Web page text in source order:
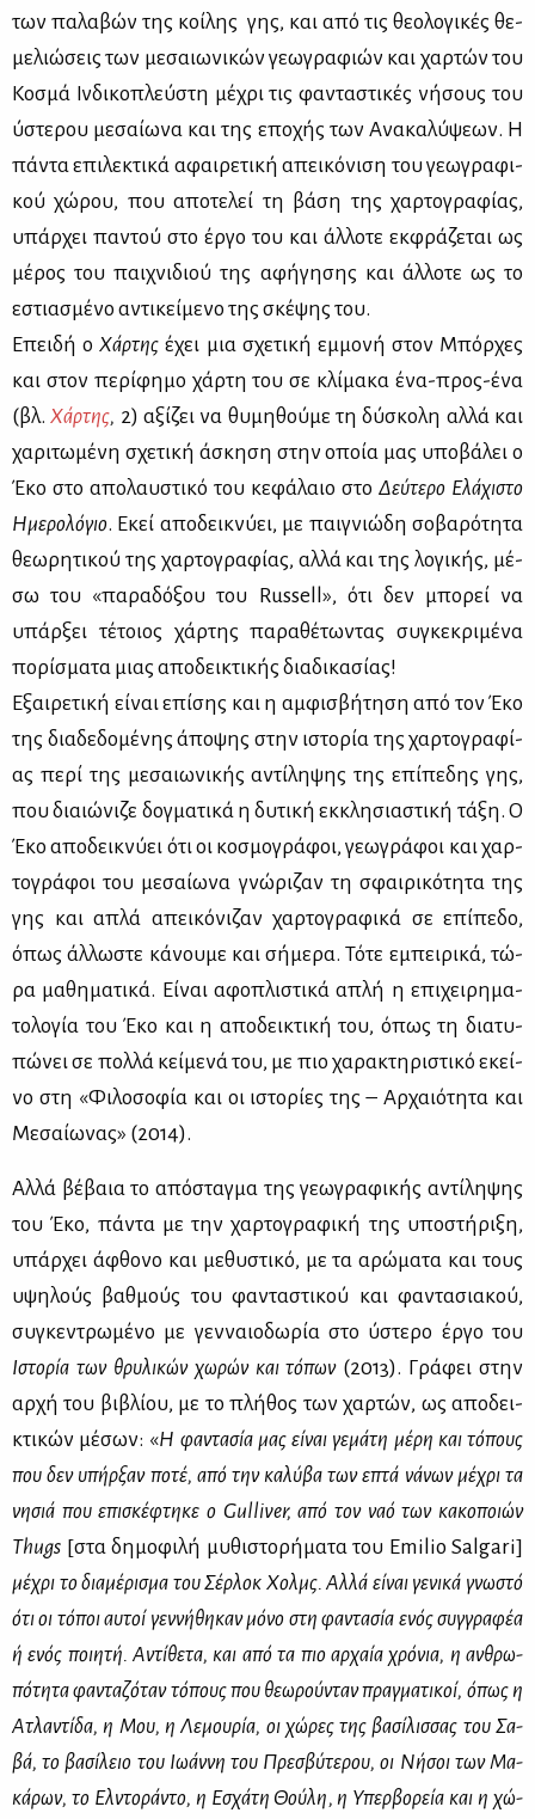
των πα­λα­βών της κοί­λης γης, και από τις θε­ο­λο­γι­κές θε­
με­λιώ­σεις των με­σαιω­νι­κών γε­ω­γρα­φιών και χαρ­τών του
Κο­σμά Ιν­δι­κο­πλεύ­στη μέ­χρι τις φα­ντα­στι­κές νή­σους του
ύστε­ρου με­σαί­ω­να και της επο­χής των Ανα­κα­λύ­ψε­ων. Η
πά­ντα επι­λε­κτι­κά αφαι­ρε­τι­κή απει­κό­νι­ση του γε­ω­γρα­φι­
κού χώ­ρου, που απο­τε­λεί τη βά­ση της χαρ­το­γρα­φί­ας,
υπάρ­χει πα­ντού στο έρ­γο του και άλ­λο­τε εκ­φρά­ζε­ται ως
μέ­ρος του παι­χνι­διού της αφή­γη­σης και άλ­λο­τε ως το
εστια­σμέ­νο αντι­κεί­με­νο της σκέ­ψης του.
Επει­δή οΧάρ­τηςέχει μια σχε­τι­κή εμ­μο­νή στον Μπόρ­χες
και στον πε­ρί­φη­μο χάρ­τη του σε κλί­μα­κα ένα-προς-ένα
(βλ.Χάρ­της, 2) αξί­ζει να θυ­μη­θού­με τη δύ­σκο­λη αλ­λά και
χα­ρι­τω­μέ­νη σχε­τι­κή άσκη­ση στην οποία μας υπο­βά­λει ο
Έκο στο απο­λαυ­στι­κό του κε­φά­λαιο στο Δεύ­τε­ρο Ελά­χι­στο
Ημε­ρο­λό­γιο. Εκεί απο­δει­κνύ­ει, με παι­γνιώ­δη σο­βα­ρό­τη­τα
θε­ω­ρη­τι­κού της χαρ­το­γρα­φί­ας, αλ­λά και της λο­γι­κής, μέ­
σω του «πα­ρα­δό­ξου του Russell», ότι δεν μπο­ρεί να
υπάρ­ξει τέ­τοιος χάρ­της πα­ρα­θέ­τω­ντας συ­γκε­κρι­μέ­να
πο­ρί­σμα­τα μιας απο­δει­κτι­κής δια­δι­κα­σί­ας!
Εξαι­ρε­τι­κή εί­ναι επί­σης και η αμ­φι­σβή­τη­ση από τον Έκο
της δια­δε­δο­μέ­νης άπο­ψης στην ιστο­ρία της χαρ­το­γρα­φί­
ας πε­ρί της με­σαιω­νι­κής αντί­λη­ψης της επί­πε­δης γης,
που διαιώ­νι­ζε δογ­μα­τι­κά η δυ­τι­κή εκ­κλη­σια­στι­κή τά­ξη. Ο
Έκο απο­δει­κνύ­ει ότι οι κο­σμο­γρά­φοι, γε­ω­γρά­φοι και χαρ­
το­γρά­φοι του με­σαί­ω­να γνώ­ρι­ζαν τη σφαι­ρι­κό­τη­τα της
γης και απλά απει­κό­νι­ζαν χαρ­το­γρα­φι­κά σε επί­πε­δο,
όπως άλ­λω­στε κά­νου­με και σή­με­ρα. Τό­τε εμπει­ρι­κά, τώ­
ρα μα­θη­μα­τι­κά. Εί­ναι αφο­πλι­στι­κά απλή η επι­χει­ρη­μα­
το­λο­γία του Έκο και η απο­δει­κτι­κή του, όπως τη δια­τυ­
πώ­νει σε πολ­λά κεί­με­νά του, με πιο χα­ρα­κτη­ρι­στι­κό εκεί­
νο στη «Φι­λο­σο­φία και οι ιστο­ρί­ες της – Αρ­χαιό­τη­τα και
Με­σαί­ω­νας» (2014).
Αλ­λά βέ­βαια το από­σταγ­μα της γε­ω­γρα­φι­κής αντί­λη­ψης
του Έκο, πά­ντα με την χαρ­το­γρα­φι­κή της υπο­στή­ρι­ξη,
υπάρ­χει άφθο­νο και με­θυ­στι­κό, με τα αρώ­μα­τα και τους
υψη­λούς βαθ­μούς του φα­ντα­στι­κού και φα­ντα­σια­κού,
συ­γκε­ντρω­μέ­νο με γεν­ναιο­δω­ρία στο ύστε­ρο έρ­γο του
Ιστο­ρία των θρυ­λι­κών χω­ρών και τό­πων(2013). Γρά­φει στην
αρ­χή του βι­βλί­ου, με το πλή­θος των χαρ­τών, ως απο­δει­
κτι­κών μέ­σων: «Η φα­ντα­σία μας εί­ναι γε­μά­τη μέ­ρη και τό­πους
που δεν υπήρ­ξαν πο­τέ, από την κα­λύ­βα των επτά νά­νων μέ­χρι τα
νη­σιά που επι­σκέ­φτη­κε ο Gulliver, από τον ναό των κα­κο­ποιών
Thugs [στα δη­μο­φι­λή μυ­θι­στο­ρή­μα­τα του Emilio Salgari]
μέ­χρι το δια­μέ­ρι­σμα του Σέρ­λοκ Χολμς. Αλ­λά εί­ναι γε­νι­κά γνω­στό
ότι οι τό­ποι αυ­τοί γεν­νή­θη­καν μό­νο στη φα­ντα­σία ενός συγ­γρα­φέα
ή ενός ποι­η­τή. Αντί­θε­τα, και από τα πιο αρ­χαία χρό­νια, η αν­θρω­
πό­τη­τα φα­ντα­ζό­ταν τό­πουςπου θε­ω­ρού­νταν πραγ­μα­τι­κοί, όπως η
Ατλα­ντί­δα, η Μου, η Λε­μου­ρία, οι χώ­ρες της βα­σί­λισ­σας του Σα­
βά, το βα­σί­λειο του Ιω­άν­νη του Πρε­σβύ­τε­ρου, οι Νή­σοι των Μα­
κά­ρων, το Ελ­ντο­ρά­ντο, η Εσχά­τη Θού­λη,η Υπερ­βο­ρεία και η χώ­